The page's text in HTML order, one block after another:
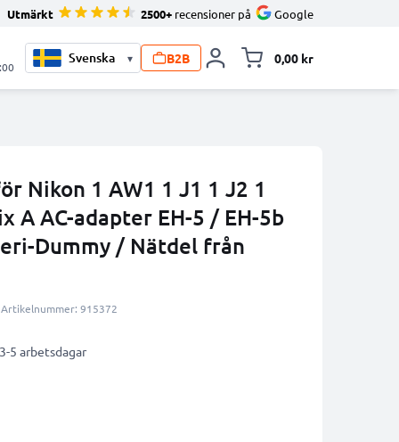
Utmärkt 2500+ recensioner på Google
▾ B2B 0,00 kr
Nikon 1 AW1 1 J1 1 J2 1
A AC-adapter EH-5 / EH-5b
Dummy / Nätdel från
Artikelnummer: 915372
5 arbetsdagar